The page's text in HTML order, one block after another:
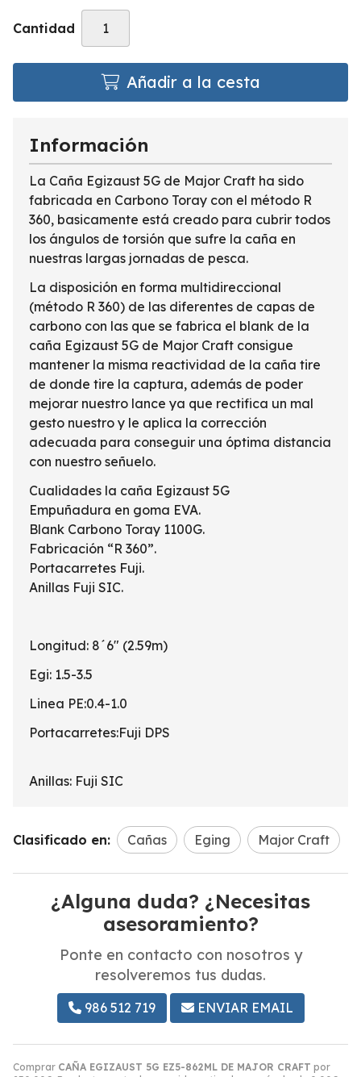
Cantidad
Añadir a la cesta
Comprar CAÑA EGIZAUST 5G EZ5-862ML DE MAJOR CRAFT por
Información
La Caña Egizaust 5G de Major Craft ha sido
fabricada en Carbono Toray con el método R
360, basicamente está creado para cubrir todos
los ángulos de torsión que sufre la caña en
nuestras largas jornadas de pesca.
La disposición en forma multidireccional
(método R 360) de las diferentes de capas de
carbono con las que se fabrica el blank de la
caña Egizaust 5G de Major Craft consigue
mantener la misma reactividad de la caña tire
de donde tire la captura, además de poder
mejorar nuestro lance ya que rectifica un mal
gesto nuestro y le aplica la corrección
adecuada para conseguir una óptima distancia
con nuestro señuelo.
Cualidades la caña Egizaust 5G
Empuñadura en goma EVA.
Blank Carbono Toray 1100G.
Fabricación “R 360”.
Portacarretes Fuji.
Anillas Fuji SIC.
Longitud: 8´6" (2.59m)
Egi: 1.5-3.5
Linea PE:0.4-1.0
Portacarretes:Fuji DPS
Anillas: Fuji SIC
Clasificado en: Cañas Eging Major Craft
¿Alguna duda? ¿Necesitas
asesoramiento?
Ponte en contacto con nosotros y
resolveremos tus dudas.
986 512 719 ENVIAR EMAIL